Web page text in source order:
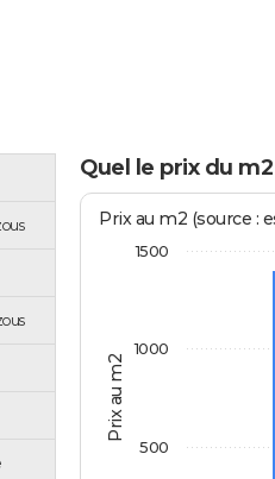
Quel le prix du
Prix au m2
Prix au m2 (source :
500
1000
1500